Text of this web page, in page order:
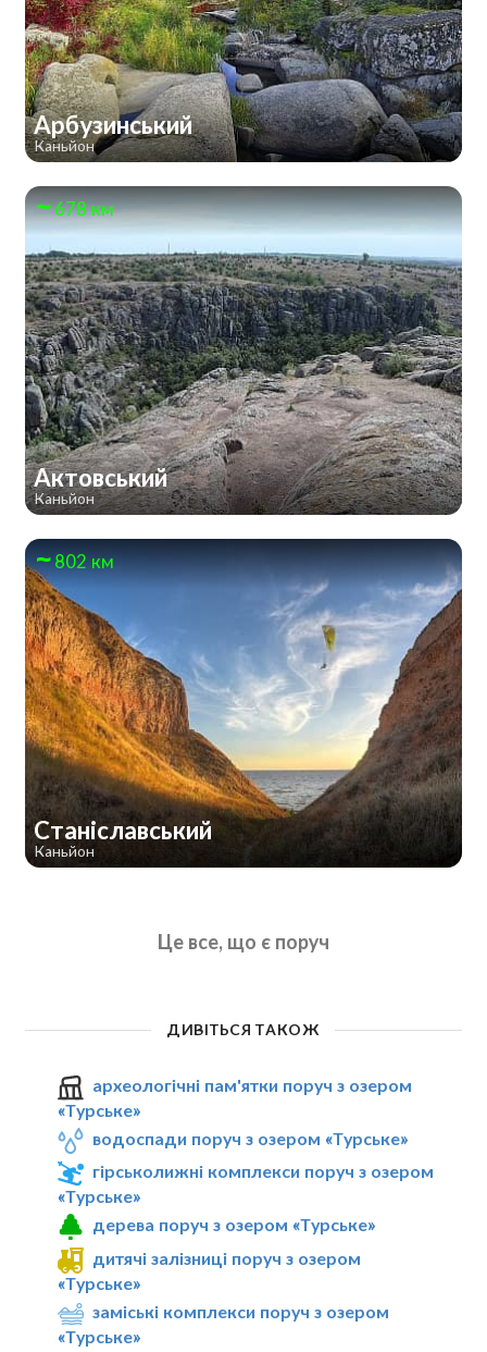
Арбузинський
Каньйон
678 км
Актовський
Каньйон
802 км
Станіславський
Каньйон
Це все, що є поруч
ДИВІТЬСЯ ТАКОЖ
археологічні пам'ятки поруч з озером
«Турське»
водоспади поруч з озером «Турське»
гірськолижні комплекси поруч з озером
«Турське»
дерева поруч з озером «Турське»
дитячі залізниці поруч з озером
«Турське»
заміські комплекси поруч з озером
«Турське»